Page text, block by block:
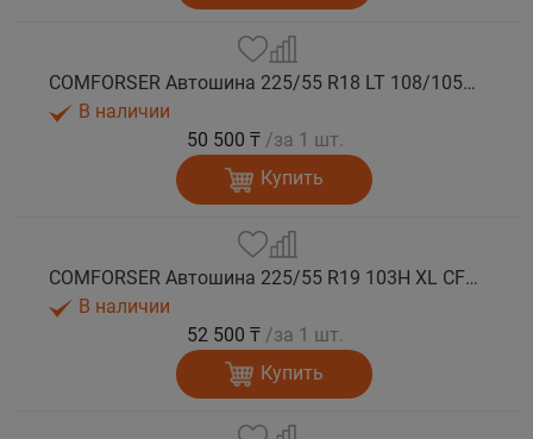
COMFORSER Автошина 225/55 R18 LT 108/105S CF1100 8PR RWL лето
В наличии
50 500 ₸ /за 1 шт.
Купить
COMFORSER Автошина 225/55 R19 103H XL CF1100 лето
В наличии
52 500 ₸ /за 1 шт.
Купить